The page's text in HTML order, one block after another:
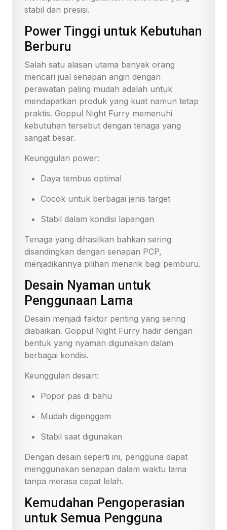
stabil dan presisi.
Power Tinggi untuk Kebutuhan
Berburu
Salah satu alasan utama banyak orang
mencari jual senapan angin dengan
perawatan paling mudah adalah untuk
mendapatkan produk yang kuat namun tetap
praktis. Goppul Night Furry memenuhi
kebutuhan tersebut dengan tenaga yang
sangat besar.
Keunggulan power:
Daya tembus optimal
Cocok untuk berbagai jenis target
Stabil dalam kondisi lapangan
Tenaga yang dihasilkan bahkan sering
disandingkan dengan senapan PCP,
menjadikannya pilihan menarik bagi pemburu.
Desain Nyaman untuk
Penggunaan Lama
Desain menjadi faktor penting yang sering
diabaikan. Goppul Night Furry hadir dengan
bentuk yang nyaman digunakan dalam
berbagai kondisi.
Keunggulan desain:
Popor pas di bahu
Mudah digenggam
Stabil saat digunakan
Dengan desain seperti ini, pengguna dapat
menggunakan senapan dalam waktu lama
tanpa merasa cepat lelah.
Kemudahan Pengoperasian
untuk Semua Pengguna